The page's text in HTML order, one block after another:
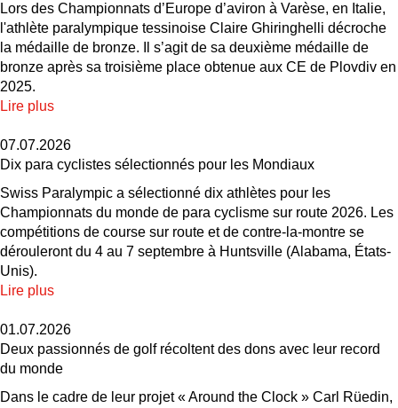
Lors des Championnats d’Europe d’aviron à Varèse, en Italie,
l'athlète paralympique tessinoise Claire Ghiringhelli décroche
la médaille de bronze. Il s’agit de sa deuxième médaille de
bronze après sa troisième place obtenue aux CE de Plovdiv en
2025.
Lire plus
07.07.2026
Dix para cyclistes sélectionnés pour les Mondiaux
Swiss Paralympic a sélectionné dix athlètes pour les
Championnats du monde de para cyclisme sur route 2026. Les
compétitions de course sur route et de contre-la-montre se
dérouleront du 4 au 7 septembre à Huntsville (Alabama, États-
Unis).
Lire plus
01.07.2026
Deux passionnés de golf récoltent des dons avec leur record
du monde
Dans le cadre de leur projet « Around the Clock » Carl Rüedin,